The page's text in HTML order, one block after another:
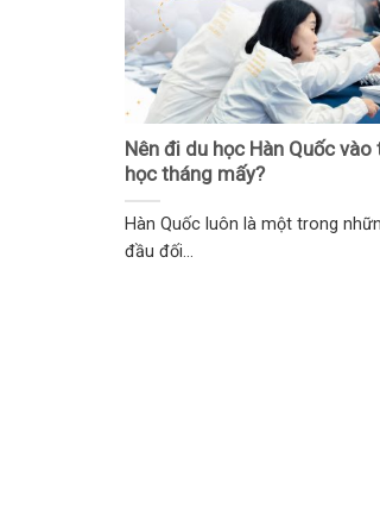
Nên đi du học Hàn Quốc
học tháng mấy?
Hàn Quốc luôn là một trong
đầu đối...